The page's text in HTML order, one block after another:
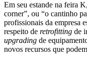
Em seu estande na feira
corner”, ou “o cantinho
profissionais da empresa
respeito de retrofitting de
upgrading de
novos recursos que